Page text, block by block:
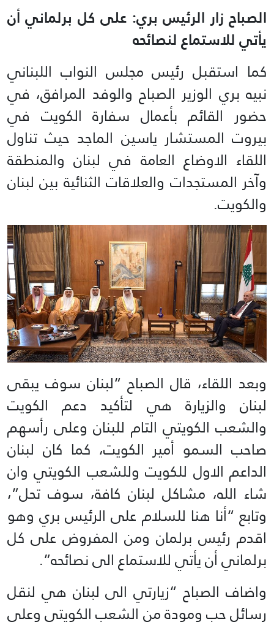
الصباح زار الرئيس بري: على كل برلماني أن
يأتي للاستماع لنصائحه
كما استقبل رئيس مجلس النواب اللبناني
نبيه بري الوزير الصباح والوفد المرافق، في
حضور القائم بأعمال سفارة الكويت في
بيروت المستشار ياسين الماجد حيث تناول
اللقاء الاوضاع العامة في لبنان والمنطقة
وآخر المستجدات والعلاقات الثنائية بين لبنان
والكويت.
وبعد اللقاء، قال الصباح “لبنان سوف يبقى
لبنان والزيارة هي لتأكيد دعم الكويت
والشعب الكويتي التام للبنان وعلى رأسهم
صاحب السمو أمير الكويت، كما كان لبنان
الداعم الاول للكويت وللشعب الكويتي وان
شاء الله، مشاكل لبنان كافة، سوف تحل”،
وتابع “أنا هنا للسلام على الرئيس بري وهو
اقدم رئيس برلمان ومن المفروض على كل
برلماني أن يأتي للاستماع الى نصائحه”.
واضاف الصباح “زيارتي الى لبنان هي لنقل
رسائل حب ومودة من الشعب الكويتي وعلى